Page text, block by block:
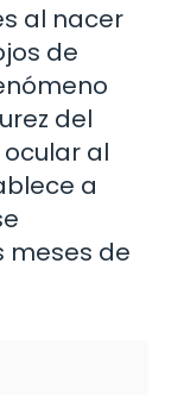
al nacer
de
del
al
a
meses de